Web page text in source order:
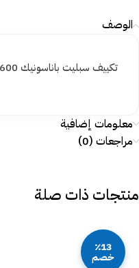
الوصف
تكييف سبليت باناسونيك 28600 وحدة – بارد cs/Cu-yv30wks
معلومات إضافية
مراجعات (0)
منتجات ذات صلة
٪13
خصم